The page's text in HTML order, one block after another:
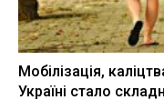
Мобілізація,
Україні стало